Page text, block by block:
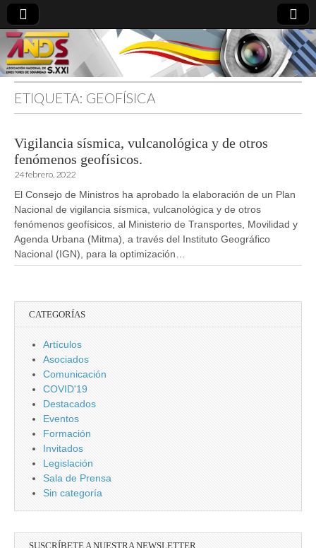
directoresdeseguridad.es
ETIQUETA: GEOFÍSICA
Vigilancia sísmica, vulcanológica y de otros
fenómenos geofísicos.
24 febrero, 2022
El Consejo de Ministros ha aprobado la elaboración de un Plan
Nacional de vigilancia sísmica, vulcanológica y de otros
fenómenos geofísicos, al Ministerio de Transportes, Movilidad y
Agenda Urbana (Mitma), a través del Instituto Geográfico
Nacional (IGN), para la optimización…
CATEGORÍAS
Artículos
Asociados
Comunicación
COVID'19
Destacados
Eventos
Formación
Invitados
Legislación
Sala de Prensa
Sin categoría
SUSCRÍBETE A NUESTRA NEWSLETTER